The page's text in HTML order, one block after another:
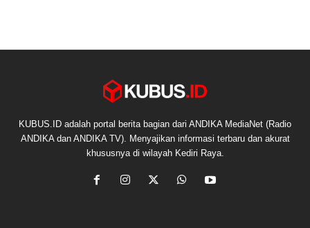
KUBUS.ID adalah portal berita bagian dari ANDIKA MediaNet (Radio
ANDIKA dan ANDIKA TV). Menyajikan informasi terbaru dan akurat
khususnya di wilayah Kediri Raya.